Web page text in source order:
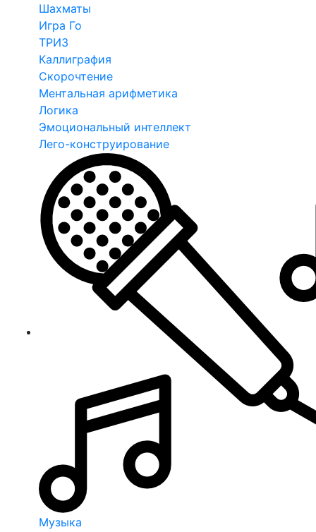
Шахматы
Игра Го
ТРИЗ
Каллиграфия
Скорочтение
Ментальная арифметика
Логика
Эмоциональный интеллект
Лего-конструирование
Музыка